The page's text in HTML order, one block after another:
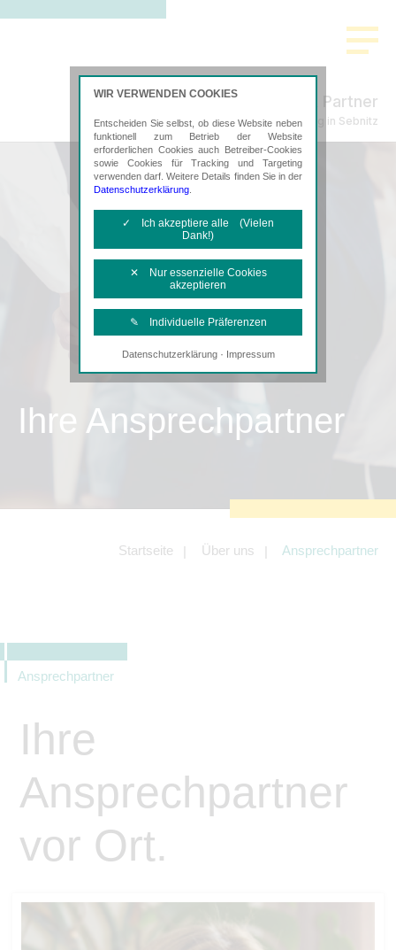
Freund & Partner
Steuerberatung in Sebnitz
Ihre Ansprechpartner
Startseite Über uns Ansprechpartner
Ansprechpartner
Ihre
Ansprechpartner
vor Ort.
WIR VERWENDEN COOKIES
Entscheiden Sie selbst, ob diese Website neben
funktionell zum Betrieb der Website
erforderlichen Cookies auch Betreiber-Cookies
sowie Cookies für Tracking und Targeting
verwenden darf. Weitere Details finden Sie in der
Datenschutzerklärung
✓ Ich akzeptiere alle (Vielen
Dank!)
✕ Nur essenzielle Cookies
akzeptieren
✎ Individuelle Präferenzen
Notwendige Cookies
Diese Cookies sind erforderlich, um die
Tracking- und Targeting-Cookies
Angebotes einschließlich der
Angeboten von z.B. Facebook und
LinkedIn.
Datenschutzerklärung· Impressum